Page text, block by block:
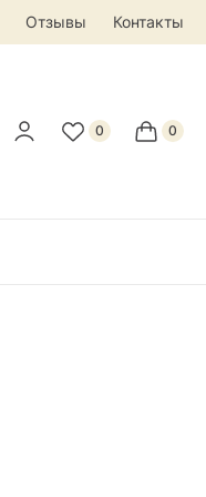
Отзывы Контакты